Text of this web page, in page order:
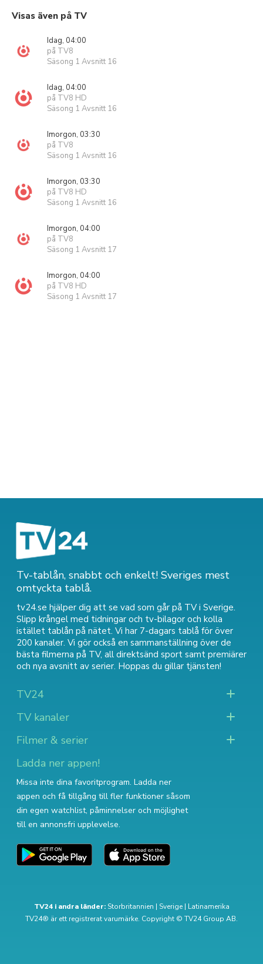
Visas även på TV
Idag, 04:00
på TV8
Säsong 1 Avsnitt 16
Idag, 04:00
på TV8 HD
Säsong 1 Avsnitt 16
Imorgon, 03:30
på TV8
Säsong 1 Avsnitt 16
Imorgon, 03:30
på TV8 HD
Säsong 1 Avsnitt 16
Imorgon, 04:00
på TV8
Säsong 1 Avsnitt 17
Imorgon, 04:00
på TV8 HD
Säsong 1 Avsnitt 17
Tv-tablån, snabbt och enkelt! Sveriges mest
omtyckta tablå.
tv24.se hjälper dig att se vad som går på TV i Sverige.
Slipp krångel med tidningar och tv-bilagor och kolla
istället tablån på nätet. Vi har 7-dagars tablå för över
200 kanaler. Vi gör också en sammanställning över de
bästa filmerna på TV, all direktsänd sport samt premiärer
och nya avsnitt av serier. Hoppas du gillar tjänsten!
TV24
TV kanaler
Filmer & serier
Ladda ner appen!
Missa inte dina favoritprogram. Ladda ner
appen och få tillgång till fler funktioner såsom
din egen watchlist, påminnelser och möjlighet
till en annonsfri upplevelse.
TV24 i andra länder: Storbritannien | Sverige| Latinamerika
TV24® är ett registrerat varumärke. Copyright © TV24 Group AB.